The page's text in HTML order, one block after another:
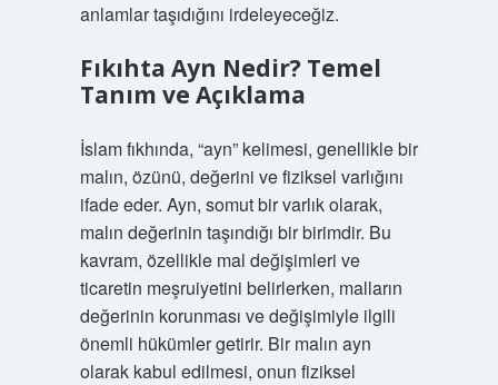
anlamlar taşıdığını irdeleyeceğiz.
Fıkıhta Ayn Nedir? Temel
Tanım ve Açıklama
İslam fıkhında, “ayn” kelimesi, genellikle bir
malın, özünü, değerini ve fiziksel varlığını
ifade eder. Ayn, somut bir varlık olarak,
malın değerinin taşındığı bir birimdir. Bu
kavram, özellikle mal değişimleri ve
ticaretin meşruiyetini belirlerken, malların
değerinin korunması ve değişimiyle ilgili
önemli hükümler getirir. Bir malın ayn
olarak kabul edilmesi, onun fiziksel